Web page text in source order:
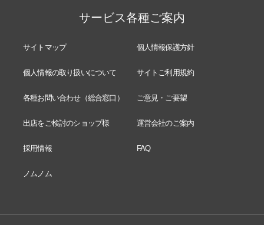
サービス各種ご案内
サイトマップ 個人情報保護方針
個人情報の取り扱いについて サイトご利用規約
各種お問い合わせ（総合窓口） ご意見・ご要望
出店をご検討のショップ様 運営会社のご案内
採用情報 FAQ
ノムノム